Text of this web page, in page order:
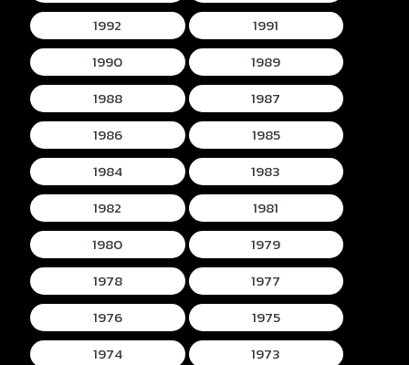
1992
1991
1990
1989
1988
1987
1986
1985
1984
1983
1982
1981
1980
1979
1978
1977
1976
1975
1974
1973